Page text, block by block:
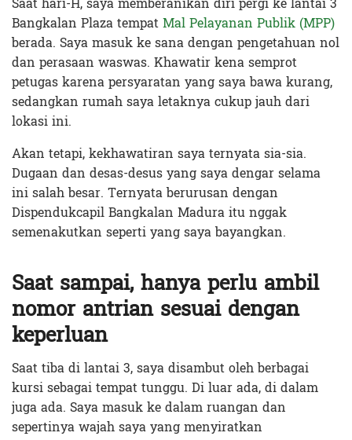
Bangkalan Plaza tempatMal Pelayanan Publik (MPP)
berada. Saya masuk ke sana dengan pengetahuan nol
dan perasaan waswas. Khawatir kena semprot
petugas karena persyaratan yang saya bawa kurang,
sedangkan rumah saya letaknya cukup jauh dari
lokasi ini.
Akan tetapi, kekhawatiran saya ternyata sia-sia.
Dugaan dan desas-desus yang saya dengar selama
ini salah besar. Ternyata berurusan dengan
Dispendukcapil Bangkalan Madura itu nggak
semenakutkan seperti yang saya bayangkan.
Saat sampai, hanya perlu ambil
nomor antrian sesuai dengan
keperluan
Saat tiba di lantai 3, saya disambut oleh berbagai
kursi sebagai tempat tunggu. Di luar ada, di dalam
juga ada. Saya masuk ke dalam ruangan dan
sepertinya wajah saya yang menyiratkan